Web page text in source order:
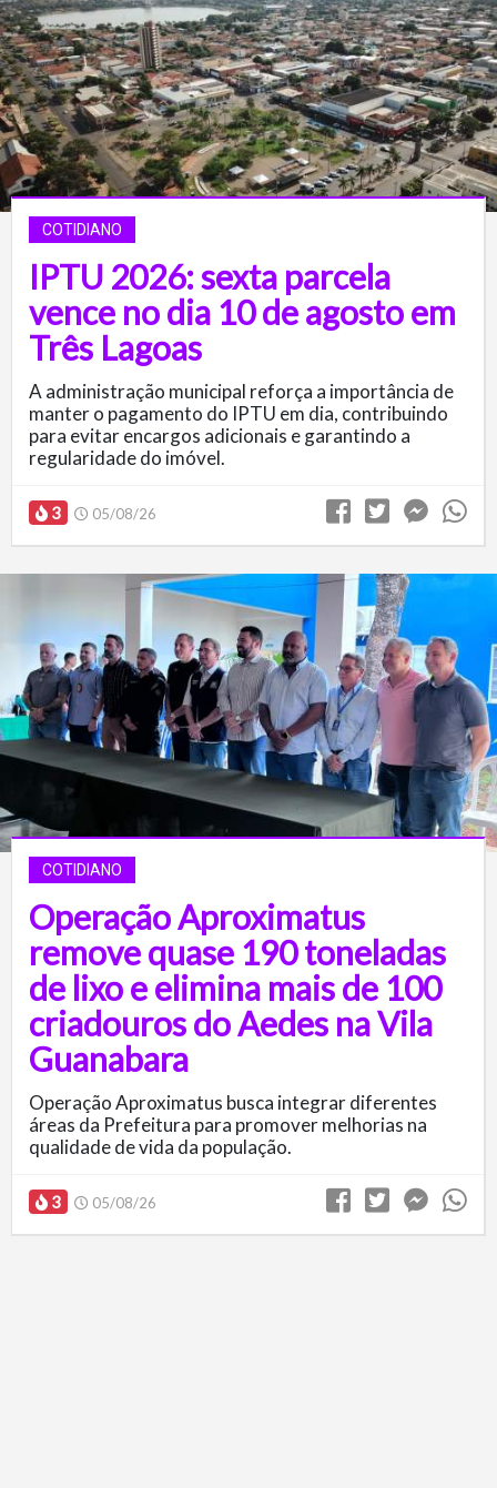
COTIDIANO
IPTU 2026: sexta parcela
vence no dia 10 de agosto em
Três Lagoas
A administração municipal reforça a importância de
manter o pagamento do IPTU em dia, contribuindo
para evitar encargos adicionais e garantindo a
regularidade do imóvel.
3 05/08/26
COTIDIANO
Operação Aproximatus
remove quase 190 toneladas
de lixo e elimina mais de 100
criadouros do Aedes na Vila
Guanabara
Operação Aproximatus busca integrar diferentes
áreas da Prefeitura para promover melhorias na
qualidade de vida da população.
3 05/08/26